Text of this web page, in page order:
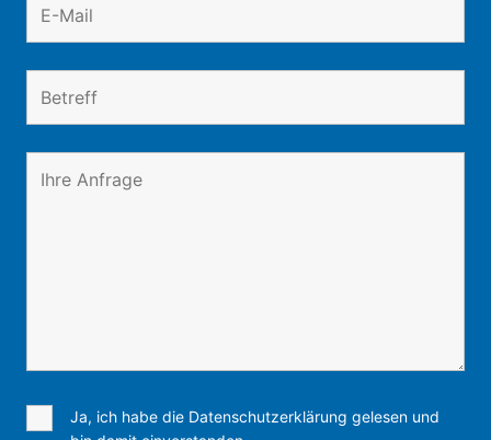
Ja, ich habe die Datenschutzerklärung gelesen und